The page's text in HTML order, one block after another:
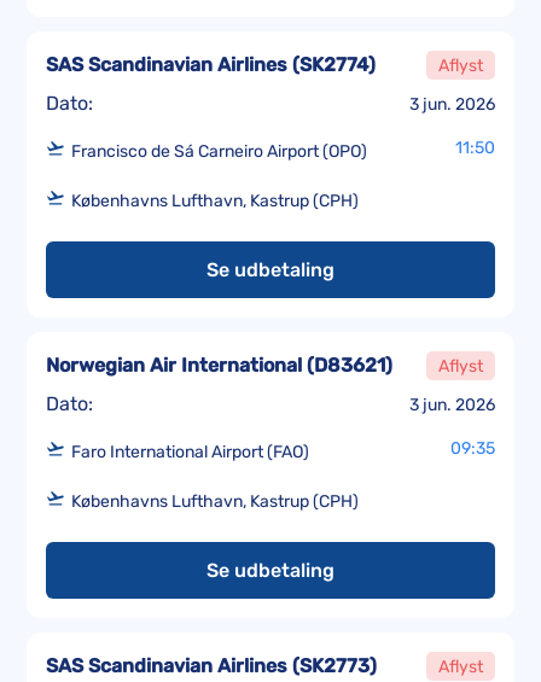
Dato: 3 jun. 2026
SAS Scandinavian Airlines (SK2774) Aflyst
Francisco de Sá Carneiro Airport (OPO) 11:50
Københavns Lufthavn, Kastrup (CPH)
Se udbetaling
Dato: 3 jun. 2026
Norwegian Air International (D83621) Aflyst
Faro International Airport (FAO) 09:35
Københavns Lufthavn, Kastrup (CPH)
Se udbetaling
SAS Scandinavian Airlines (SK2773) Aflyst